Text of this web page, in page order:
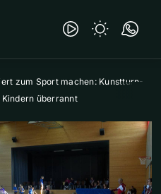
zum Sport machen: Kunstturn-
überrannt